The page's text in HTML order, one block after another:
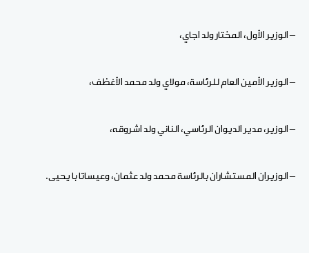
– الوزير الأول، المختار ولد اجاي،
– الوزير الأمين العام للرئاسة، مولاي ولد محمد الأغظف،
– الوزير، مدير الديوان الرئاسي، الناني ولد اشروقه،
– الوزيران المستشاران بالرئاسة محمد ولد عثمان، وعيساتا با يحيى.